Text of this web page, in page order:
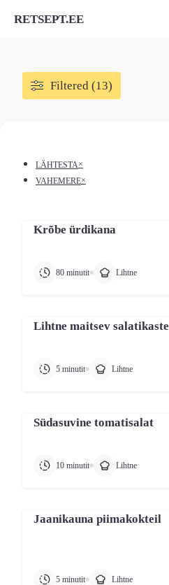
RETSEPT.EE
Filtered (13)
LÄHTESTA×
VAHEMERE×
Krõbe ürdikana
80 minutit Lihtne
Lihtne maitsev salatikaste
5 minutit Lihtne
Südasuvine tomatisalat
10 minutit Lihtne
Jaanikauna piimakokteil
5 minutit Lihtne